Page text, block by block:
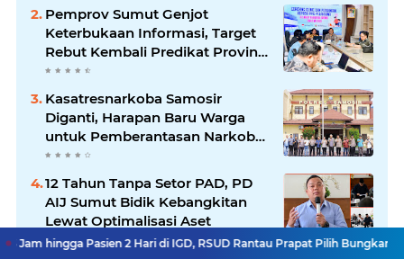
Pemprov Sumut Genjot
Keterbukaan Informasi, Target
Rebut Kembali Predikat Provinsi
Informatif
Kasatresnarkoba Samosir
Diganti, Harapan Baru Warga
untuk Pemberantasan Narkoba
Menguat
12 Tahun Tanpa Setor PAD, PD
AIJ Sumut Bidik Kebangkitan
Lewat Optimalisasi Aset
2 Hari di IGD, RSUD Rantau Prapat Pilih Bungkam Komisi D